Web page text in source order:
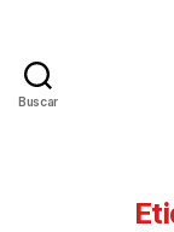
Buscar